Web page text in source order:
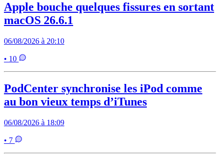
Apple bouche quelques fissures en sortant
macOS 26.6.1
06/08/2026 à 20:10
• 10
PodCenter synchronise les iPod comme
au bon vieux temps d’iTunes
06/08/2026 à 18:09
• 7